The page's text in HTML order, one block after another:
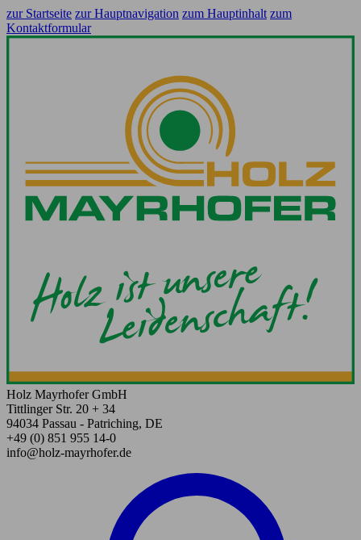
zur Startseite zur Hauptnavigation zum Hauptinhalt zum
Kontaktformular
Holz Mayrhofer GmbH
Tittlinger Str. 20 + 34
94034 Passau - Patriching, DE
+49 (0) 851 955 14-0
info@holz-mayrhofer.de